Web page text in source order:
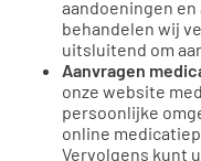
aandoeningen
behandelen wij
uitsluitend om
Aanvragen
onze website
persoonlijke
online
Vervolgens kunt